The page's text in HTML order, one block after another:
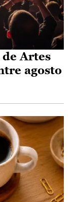
Artes
agosto